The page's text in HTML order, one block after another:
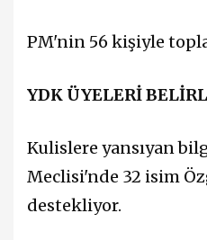
PM'nin 56 kişiyle
YDK ÜYELERİ
Kulislere yansıyan
Meclisi'nde 32 isim
destekliyor.